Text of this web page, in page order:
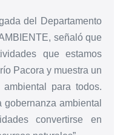
del Departamento
señaló que
que estamos
Pacora y muestra un
para todos.
ambiental
convertirse en